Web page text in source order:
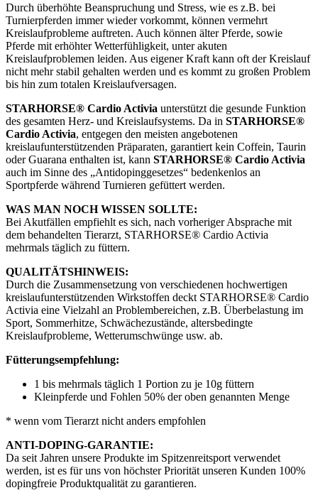
Durch überhöhte Beanspruchung und Stress, wie es z.B. bei
Turnierpferden immer wieder vorkommt, können vermehrt
Kreislaufprobleme auftreten. Auch können älter Pferde, sowie
Pferde mit erhöhter Wetterfühligkeit, unter akuten
Kreislaufproblemen leiden. Aus eigener Kraft kann oft der Kreislauf
nicht mehr stabil gehalten werden und es kommt zu großen Problem
bis hin zum totalen Kreislaufversagen.
STARHORSE® Cardio Activia unterstützt die gesunde Funktion
des gesamten Herz- und Kreislaufsystems. Da in STARHORSE®
Cardio Activia, entgegen den meisten angebotenen
kreislaufunterstützenden Präparaten, garantiert kein Coffein, Taurin
oder Guarana enthalten ist, kann STARHORSE® Cardio Activia
auch im Sinne des „Antidopinggesetzes“ bedenkenlos an
Sportpferde während Turnieren gefüttert werden.
WAS MAN NOCH WISSEN SOLLTE:
Bei Akutfällen empfiehlt es sich, nach vorheriger Absprache mit
dem behandelten Tierarzt, STARHORSE® Cardio Activia
mehrmals täglich zu füttern.
QUALITÄTSHINWEIS:
Durch die Zusammensetzung von verschiedenen hochwertigen
kreislaufunterstützenden Wirkstoffen deckt STARHORSE® Cardio
Activia eine Vielzahl an Problembereichen, z.B. Überbelastung im
Sport, Sommerhitze, Schwächezustände, altersbedingte
Kreislaufprobleme, Wetterumschwünge usw. ab.
Fütterungsempfehlung:
1 bis mehrmals täglich 1 Portion zu je 10g füttern
Kleinpferde und Fohlen 50% der oben genannten Menge
* wenn vom Tierarzt nicht anders empfohlen
ANTI-DOPING-GARANTIE:
Da seit Jahren unsere Produkte im Spitzenreitsport verwendet
werden, ist es für uns von höchster Priorität unseren Kunden 100%
dopingfreie Produktqualität zu garantieren.